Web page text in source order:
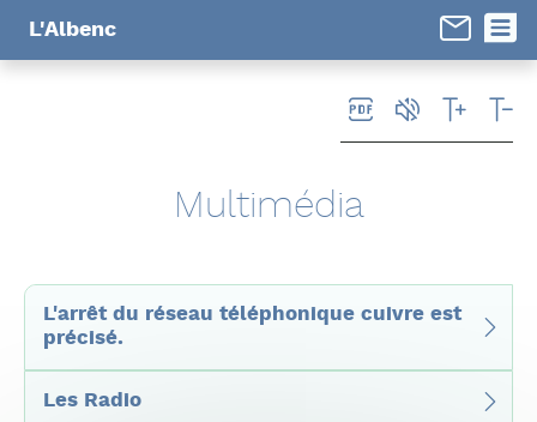
L'Albenc
Multimédia
L'arrêt du réseau téléphonique cuivre est
précisé.
Les Radio